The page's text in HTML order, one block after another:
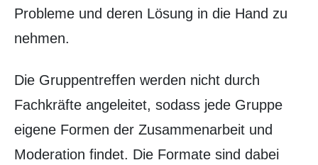
Probleme und deren Lösung in die Hand zu
nehmen.
Die Gruppentreffen werden nicht durch
Fachkräfte angeleitet, sodass jede Gruppe
eigene Formen der Zusammenarbeit und
Moderation findet. Die Formate sind dabei